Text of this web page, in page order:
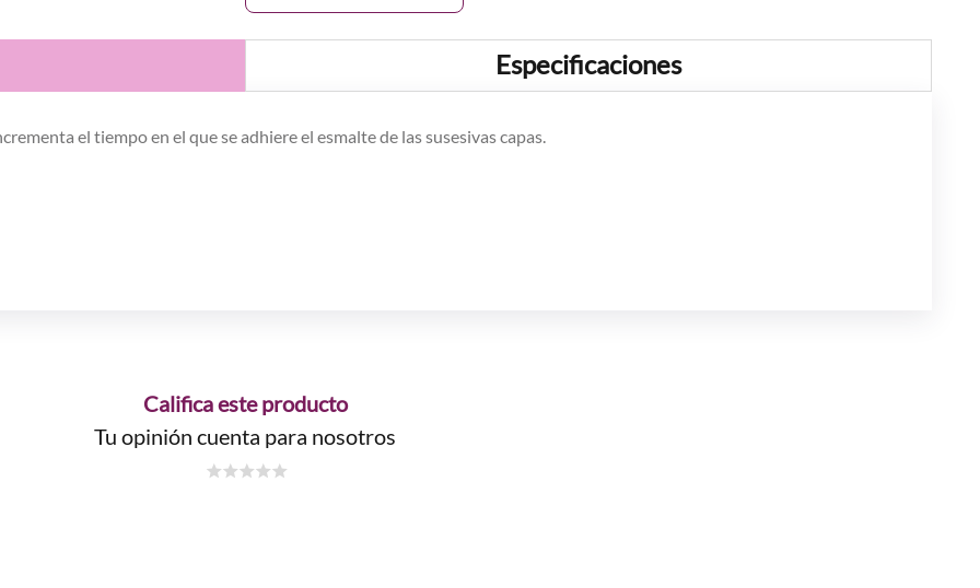
Especificaciones
el tiempo en el que se adhiere el esmalte de las susesivas capas.
Califica este producto
Tu opinión cuenta para nosotros